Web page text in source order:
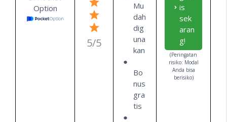
Option
5/5
Mu
dah
dig
una
kan
Bo
nus
gra
tis
is
sek
aran
g!
(Peringatan
risiko: Modal
Anda bisa
berisiko)